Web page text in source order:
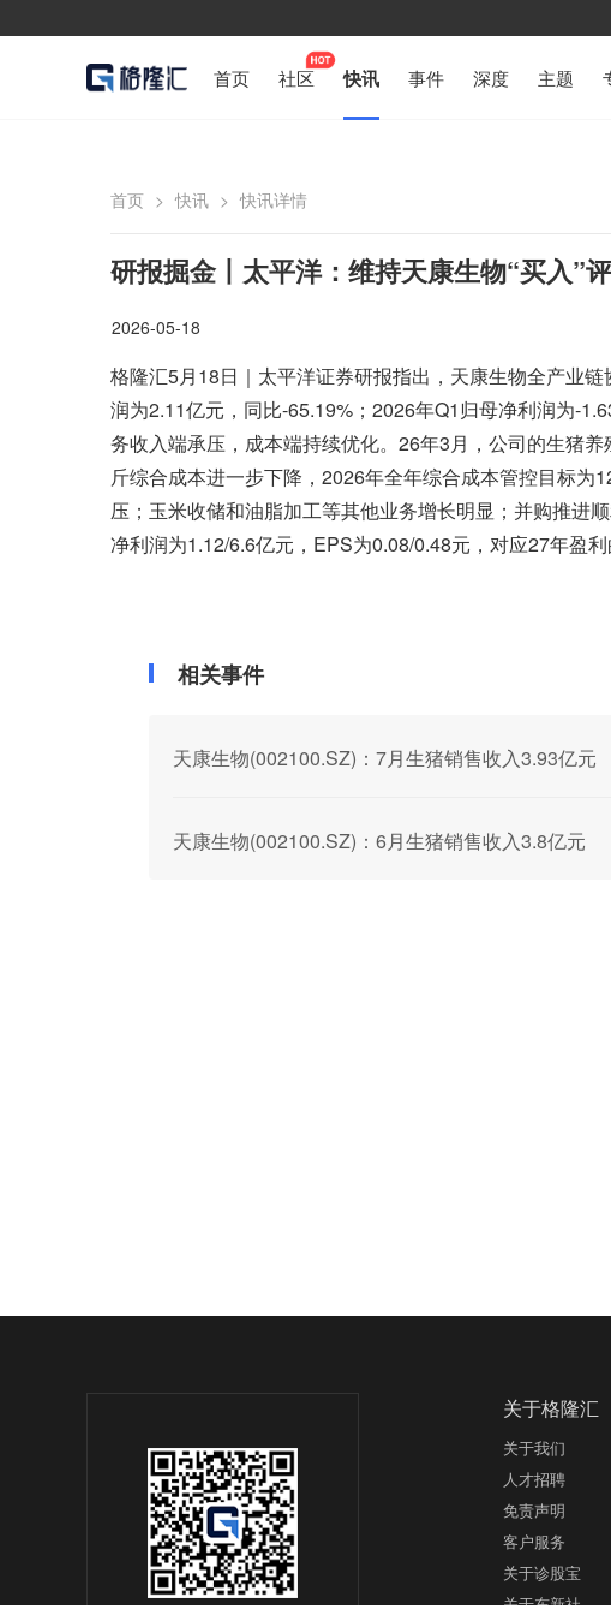
首页 社区 快讯 事件 深度 主题
首页 > 快讯 > 快讯详情
研报掘金丨太平洋：维持天康生物“买入”
2026-05-18
格隆汇5月18日｜太平洋证券研报指出，天康生物全产业
润为2.11亿元，同比-65.19%；2026年Q1归母净利润为-
务收入端承压，成本端持续优化。26年3月，公司的生猪
斤综合成本进一步下降，2026年全年综合成本管控目标为
压；玉米收储和油脂加工等其他业务增长明显；并购推进
净利润为1.12/6.6亿元，EPS为0.08/0.48元，对应27年盈利
相关事件
天康生物(002100.SZ)：7月生猪销售收入3.93亿元
天康生物(002100.SZ)：6月生猪销售收入3.8亿元
关于格隆汇
关于我们
人才招聘
免责声明
客户服务
关于诊股宝
关于东新社